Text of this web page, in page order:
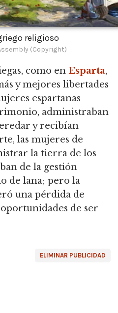
religioso
(Copyright)
como en Esparta,
y mejores libertades
espartanas
administraban
y recibían
las mujeres de
la tierra de los
de la gestión
de lana; pero la
una pérdida de
de ser
ELIMINAR PUBLICIDAD